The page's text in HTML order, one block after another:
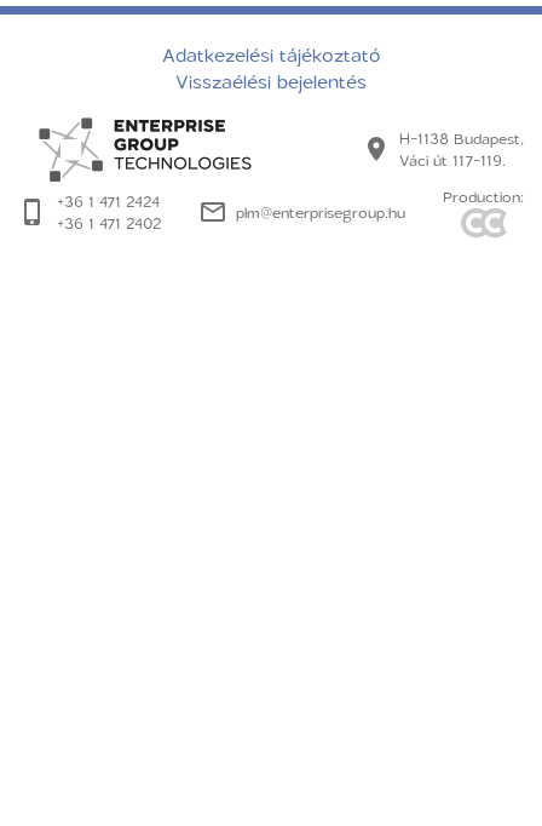
Adatkezelési tájékoztató
Visszaélési bejelentés
H-1138 Budapest,
Váci út 117-119.
+36 1 471 2424
+36 1 471 2402
plm@enterprisegroup.hu
Production: